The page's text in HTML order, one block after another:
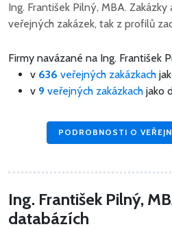
Ing. František Pilný, MBA.
veřejných zakázek, tak z profilů
Firmy navázané na Ing. František
v 636 veřejných zakázkach
v 9 veřejných zakázkach jako
PODROBNOSTI O
Ing. František Pilný,
databázích